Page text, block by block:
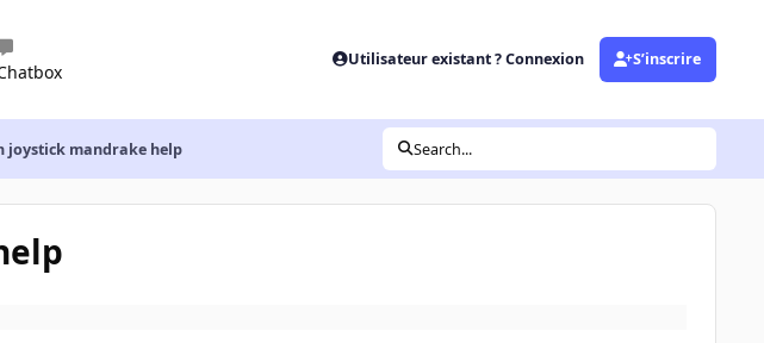
Utilisateur existant ? Connexion S’inscrire
mandrake help Search...